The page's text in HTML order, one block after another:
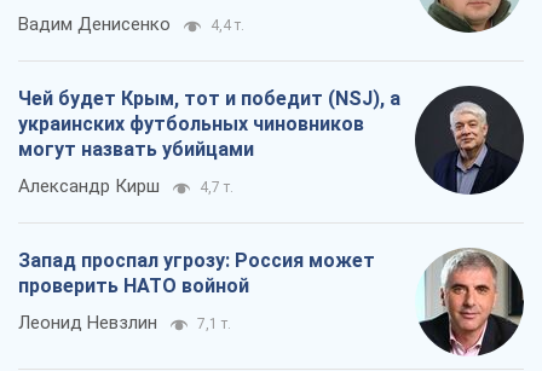
Вадим Денисенко 4,4 т.
Чей будет Крым, тот и победит (NSJ), а
украинских футбольных чиновников
могут назвать убийцами
Александр Кирш 4,7 т.
Запад проспал угрозу: Россия может
проверить НАТО войной
Леонид Невзлин 7,1 т.